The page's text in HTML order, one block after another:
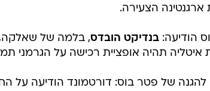
ארגנטינה הצעירה.
הודיעה: בנדיקט הובדס
תהיה אופציית רכישה על הגרמני תמורת 18 מיליון
להגנה של פטר בוס: דורטמונד הודיעה על